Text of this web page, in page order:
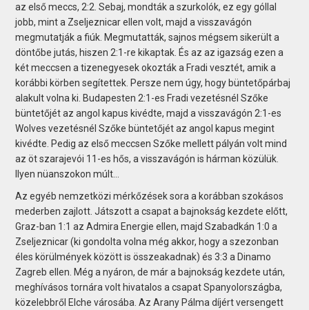
az első meccs, 2:2. Sebaj, mondták a szurkolók, ez egy góllal
jobb, mint a Zseljeznicar ellen volt, majd a visszavágón
megmutatják a fiúk. Megmutatták, sajnos mégsem sikerült a
döntőbe jutás, hiszen 2:1-re kikaptak. És az az igazság ezen a
két meccsen a tizenegyesek okozták a Fradi vesztét, amik a
korábbi körben segítettek. Persze nem úgy, hogy büntetőpárbaj
alakult volna ki. Budapesten 2:1-es Fradi vezetésnél Szőke
büntetőjét az angol kapus kivédte, majd a visszavágón 2:1-es
Wolves vezetésnél Szőke büntetőjét az angol kapus megint
kivédte. Pedig az első meccsen Szőke mellett pályán volt mind
az öt szarajevói 11-es hős, a visszavágón is hárman közülük.
Ilyen nüanszokon múlt…
Az egyéb nemzetközi mérkőzések sora a korábban szokásos
mederben zajlott. Játszott a csapat a bajnokság kezdete előtt,
Graz-ban 1:1 az Admira Energie ellen, majd Szabadkán 1:0 a
Zseljeznicar (ki gondolta volna még akkor, hogy a szezonban
éles körülmények között is összeakadnak) és 3:3 a Dinamo
Zagreb ellen. Még a nyáron, de már a bajnokság kezdete után,
meghívásos tornára volt hivatalos a csapat Spanyolországba,
közelebbről Elche városába. Az Arany Pálma díjért versengett